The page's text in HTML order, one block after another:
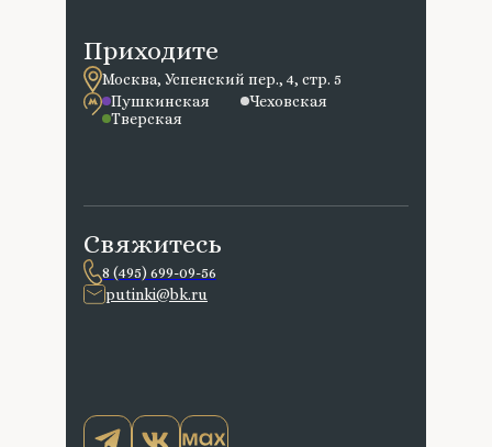
Свяжитесь
8 (495) 699-09-56
putinki@bk.ru
Приходите
Москва, Успенский пер., 4, стр. 5
Пушкинская
Чеховская
Тверская